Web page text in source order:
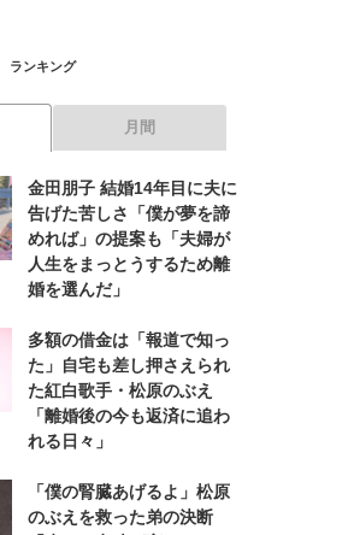
ランキング
月間
金田朋子 結婚14年目に夫に
告げた苦しさ「僕が夢を諦
めれば」の提案も「夫婦が
人生をまっとうするため離
婚を選んだ」
多額の借金は「報道で知っ
た」自宅も差し押さえられ
た紅白歌手・松原のぶえ
「離婚後の今も返済に追わ
れる日々」
「僕の腎臓あげるよ」松原
のぶえを救った弟の決断